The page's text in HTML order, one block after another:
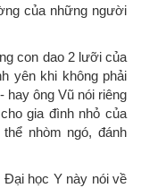
của những người
con dao 2 lưỡi của
yên khi không phải
hay ông Vũ nói riêng
gia đình nhỏ của
nhòm ngó, đánh
Đại học Y này nói về